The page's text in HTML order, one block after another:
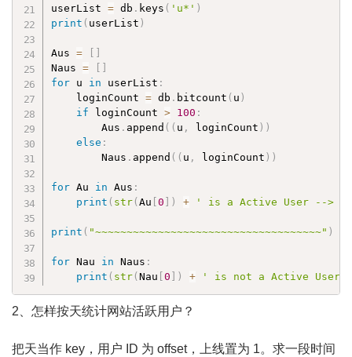
userList = db . keys ( 'u*' )
print ( userList )
Aus =
Naus =
for u in userList :
    loginCount
= db . bitcount ( u )
if loginCount > 100 :
        Aus
. append ( ( u , loginCount ) )
else :
        Naus
. append ( ( u , loginCount ) )
for Au in Aus :
print ( str (Au [0 ) + ' is a Active User --> '
print ( "~~~~~~~~~~~~~~~~~~~~~~~~~~~~~~~~~~~~" )
for Nau in Naus :
print ( str (Nau [0 ) + ' is not a Active User
2、怎样按天统计网站活跃用户？
把天当作 key，用户 ID 为 offset，上线置为 1。求一段时间